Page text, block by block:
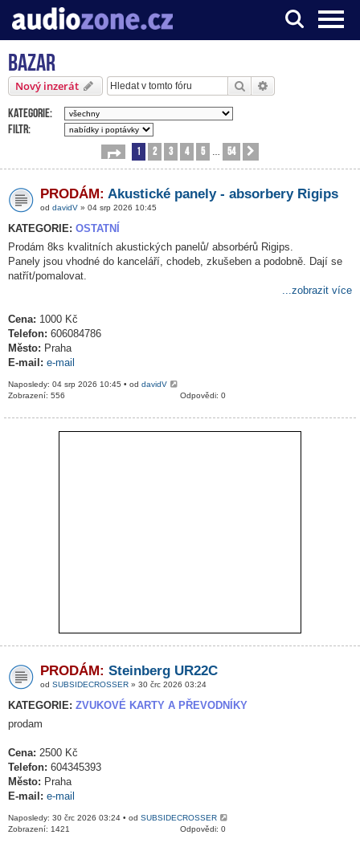
Server o digitálním zpracování zvuku
Bazar
Nový inzerát Hledat
Kategorie:
Filtr:
Stránka 1z 54
1 2 3 4 5 54
PRODÁM: Akustické panely - absorbery Rigips
od davidV » 04 srp 2026 10:45
KATEGORIE: OSTATNÍ
Prodám 8ks kvalitních akustických panelů/ absorbérů Rigips.
Panely jsou vhodné do kanceláří, chodeb, zkušeben a podobně. Dají se
natřít/pomalovat.
...zobrazit více
Cena: 1000 Kč
Telefon: 606084786
Město: Praha
E-mail: e-mail
Naposledy: 04 srp 2026 10:45 • od davidV
Odpovědi: 0
Zobrazení: 556
PRODÁM: Steinberg UR22C
od SUBSIDECROSSER » 30 črc 2026 03:24
KATEGORIE: ZVUKOVÉ KARTY A PŘEVODNÍKY
prodam
Cena: 2500 Kč
Telefon: 604345393
Město: Praha
E-mail: e-mail
Naposledy: 30 črc 2026 03:24 • od SUBSIDECROSSER
Odpovědi: 0
Zobrazení: 1421